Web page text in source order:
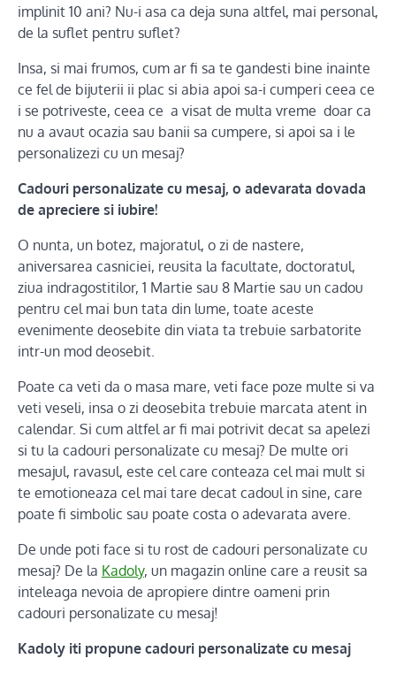
implinit 10 ani? Nu-i asa ca deja suna altfel, mai personal,
de la suflet pentru suflet?
Insa, si mai frumos, cum ar fi sa te gandesti bine inainte
ce fel de bijuterii ii plac si abia apoi sa-i cumperi ceea ce
i se potriveste, ceea ce a visat de multa vreme doar ca
nu a avaut ocazia sau banii sa cumpere, si apoi sa i le
personalizezi cu un mesaj?
Cadouri personalizate cu mesaj, o adevarata dovada
de apreciere si iubire!
O nunta, un botez, majoratul, o zi de nastere,
aniversarea casniciei, reusita la facultate, doctoratul,
ziua indragostitilor, 1 Martie sau 8 Martie sau un cadou
pentru cel mai bun tata din lume, toate aceste
evenimente deosebite din viata ta trebuie sarbatorite
intr-un mod deosebit.
Poate ca veti da o masa mare, veti face poze multe si va
veti veseli, insa o zi deosebita trebuie marcata atent in
calendar. Si cum altfel ar fi mai potrivit decat sa apelezi
si tu la cadouri personalizate cu mesaj? De multe ori
mesajul, ravasul, este cel care conteaza cel mai mult si
te emotioneaza cel mai tare decat cadoul in sine, care
poate fi simbolic sau poate costa o adevarata avere.
De unde poti face si tu rost de cadouri personalizate cu
mesaj? De la Kadoly, un magazin online care a reusit sa
inteleaga nevoia de apropiere dintre oameni prin
cadouri personalizate cu mesaj!
Kadoly iti propune cadouri personalizate cu mesaj